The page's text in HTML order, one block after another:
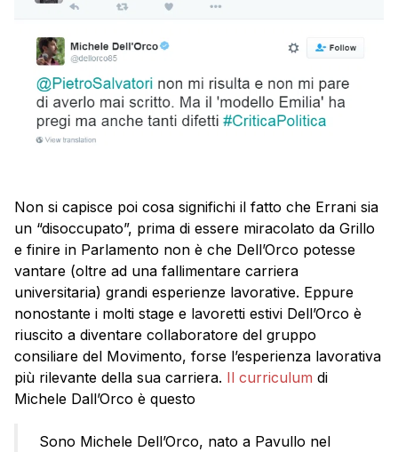
Non si capisce poi cosa significhi il fatto che Errani sia
un “disoccupato”, prima di essere miracolato da Grillo
e finire in Parlamento non è che Dell’Orco potesse
vantare (oltre ad una fallimentare carriera
universitaria) grandi esperienze lavorative. Eppure
nonostante i molti stage e lavoretti estivi Dell’Orco è
riuscito a diventare collaboratore del gruppo
consiliare del Movimento, forse l’esperienza lavorativa
più rilevante della sua carriera. Il curriculum di
Michele Dall’Orco è questo
Sono Michele Dell’Orco, nato a Pavullo nel